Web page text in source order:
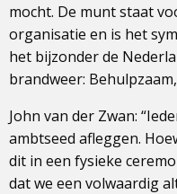
mocht. De munt staat
organisatie en is het
het bijzonder de
brandweer:
John van der Zwan:
ambtseed afleggen.
dit in een fysieke
dat we een volwaardig